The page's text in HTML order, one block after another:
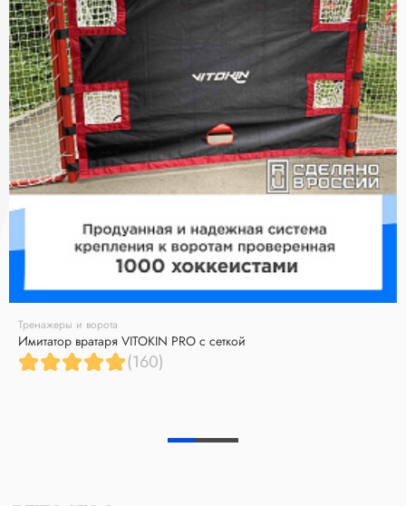
Тренажеры и ворота
Имитатор вратаря VITOKIN PRO с сеткой
(160)